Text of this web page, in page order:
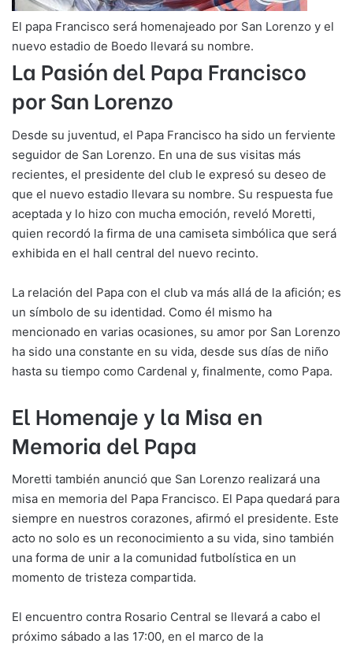
El papa Francisco será homenajeado por San Lorenzo y el
nuevo estadio de Boedo llevará su nombre.
La Pasión del Papa Francisco
por San Lorenzo
Desde su juventud, el Papa Francisco ha sido un ferviente
seguidor de San Lorenzo. En una de sus visitas más
recientes, el presidente del club le expresó su deseo de
que el nuevo estadio llevara su nombre. Su respuesta fue
aceptada y lo hizo con mucha emoción, reveló Moretti,
quien recordó la firma de una camiseta simbólica que será
exhibida en el hall central del nuevo recinto.
La relación del Papa con el club va más allá de la afición; es
un símbolo de su identidad. Como él mismo ha
mencionado en varias ocasiones, su amor por San Lorenzo
ha sido una constante en su vida, desde sus días de niño
hasta su tiempo como Cardenal y, finalmente, como Papa.
El Homenaje y la Misa en
Memoria del Papa
Moretti también anunció que San Lorenzo realizará una
misa en memoria del Papa Francisco. El Papa quedará para
siempre en nuestros corazones, afirmó el presidente. Este
acto no solo es un reconocimiento a su vida, sino también
una forma de unir a la comunidad futbolística en un
momento de tristeza compartida.
El encuentro contra Rosario Central se llevará a cabo el
próximo sábado a las 17:00, en el marco de la